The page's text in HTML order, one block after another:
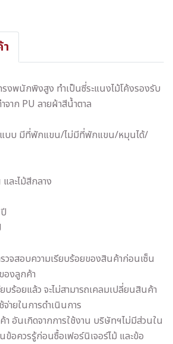
รงพนักพิงสูง ทำเป็นซี่ระแนงไม้โค้งรองรับ
จาก PU ลายผ้าสีน้ำตาล
แบบ มีที่พักแขน/ไม่มีที่พักแขน/หมุนได้/
ละไม้สีกลาง
วจสอบความเรียบร้อยของสินค้าก่อนเซ็น
องลูกค้า
ร้อยแล้ว จะไม่สามารถเคลมเปลี่ยนสินค้า
จ่ายในการดำเนินการ
า อันเกิดจากการใช้งาน บริษัทฯไม่มีส่วนใน
ข้อควรรู้ก่อนซื้อเฟอร์นิเจอร์ไม้ และข้อ